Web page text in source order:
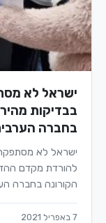
ישראל לא
בבדיקות
בחברה
ישראל לא מסתפקת
להורדת מקדם
הקורונה בחברה
7 באפריל 2021